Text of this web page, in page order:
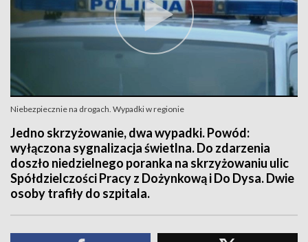
Niebezpiecznie na drogach. Wypadki w regionie
Jedno skrzyżowanie, dwa wypadki. Powód:
wyłączona sygnalizacja świetlna. Do zdarzenia
doszło niedzielnego poranka na skrzyżowaniu ulic
Spółdzielczości Pracy z Dożynkową i Do Dysa. Dwie
osoby trafiły do szpitala.